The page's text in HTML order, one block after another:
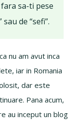
sa-ti pese
de “sefi”.
nu am avut inca
iar in Romania
dar este
Pana acum,
au inceput un blog